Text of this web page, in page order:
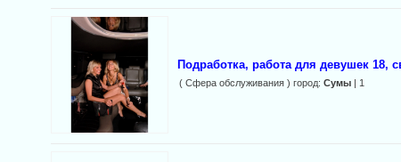
Подработка, работа для девушек 18,
( Сфера обслуживания ) город:Сумы | 1